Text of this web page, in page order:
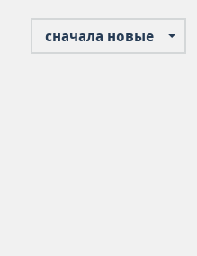
сначала новые